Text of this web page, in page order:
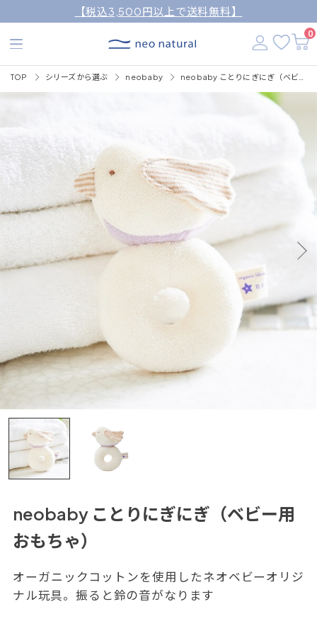
【税込3,500円以上で送料無料】
0
TOP シリーズから選ぶ neobaby
neobaby ことりにぎにぎ（ベビー用
おもちゃ）
オーガニックコットンを使用したネオベビーオリジ
ナル玩具。振ると鈴の音がなります